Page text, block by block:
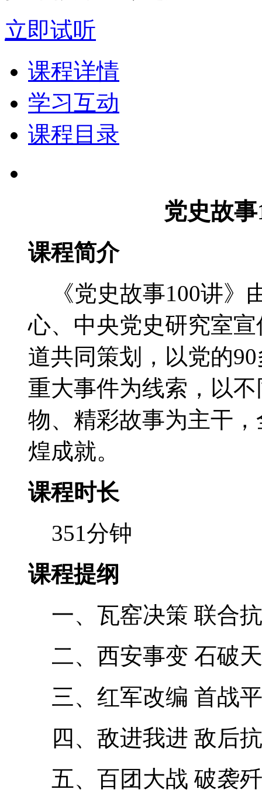
立即试听
课程详情
学习互动
课程目录
党史故
课程简介
《党史故事100讲》
心、中央党史研究室
道共同策划，以党的
重大事件为线索，以
物、精彩故事为主干
煌成就。
课程时长
351分钟
课程提纲
一、瓦窑决策 联合
二、西安事变 石破
三、红军改编 首战
四、敌进我进 敌后
五、百团大战 破袭